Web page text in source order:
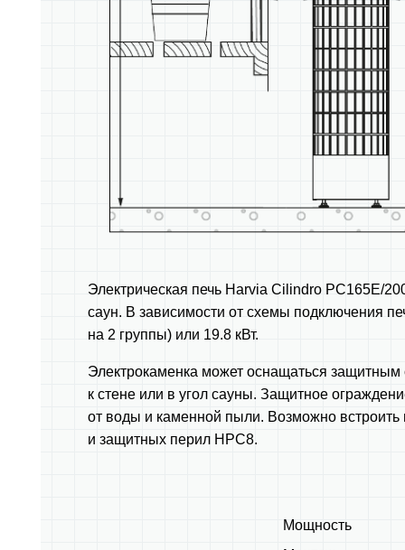
Электрическая печь Harvia Cilindro PС165E/
саун. В зависимости от схемы подключения
на 2 группы) или 19.8 кВт.
Электрокаменка может оснащаться
к стене или в угол сауны. Защитное
от воды и каменной пыли. Возможно
и защитных перил HPC8.
Мощность